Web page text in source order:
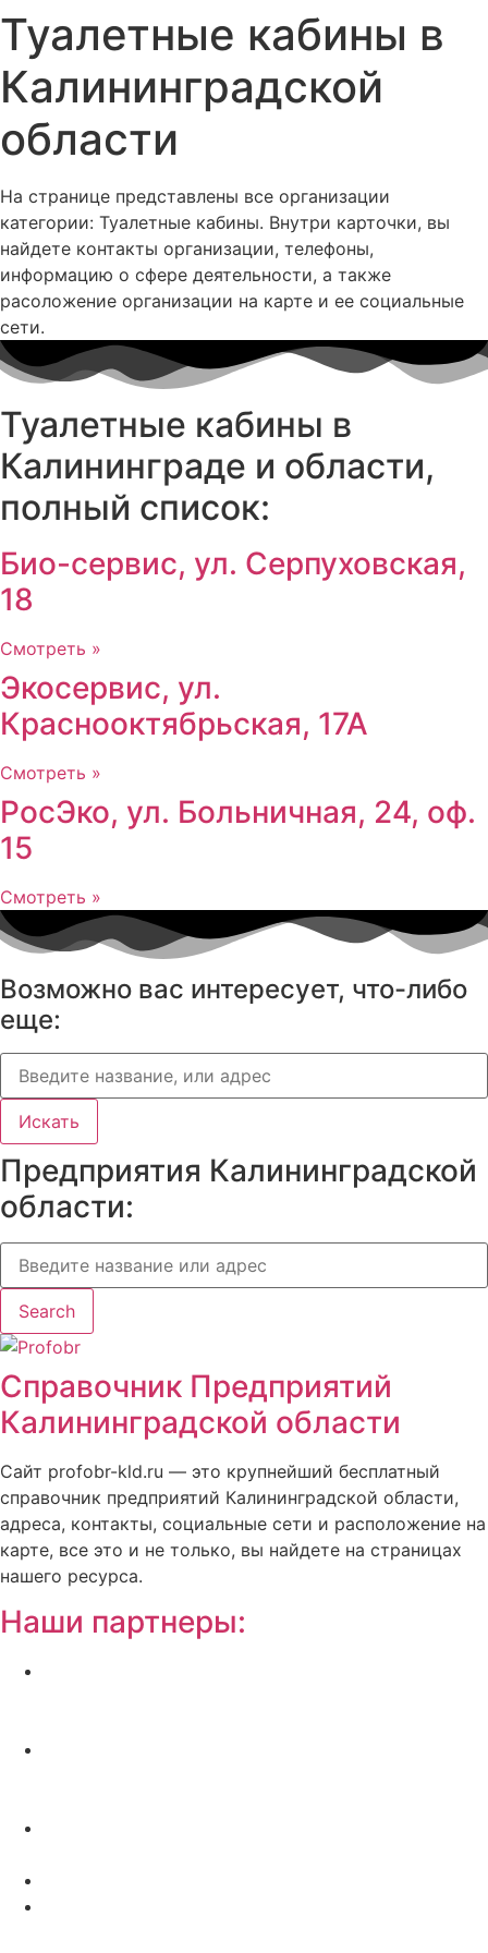
Туалетные кабины в
Калининградской
области
На странице представлены все организации
категории: Туалетные кабины. Внутри карточки, вы
найдете контакты организации, телефоны,
информацию о сфере деятельности, а также
расоложение организации на карте и ее социальные
сети.
Туалетные кабины в
Калининграде и области,
полный список:
Био-сервис, ул. Серпуховская,
18
Смотреть »
Экосервис, ул.
Краснооктябрьская, 17А
Смотреть »
РосЭко, ул. Больничная, 24, оф.
15
Смотреть »
Возможно вас интересует, что-либо
еще:
Искать
Предприятия Калининградской
области:
Search
Справочник Предприятий
Калининградской области
Сайт profobr-kld.ru — это крупнейший бесплатный
справочник предприятий Калининградской области,
адреса, контакты, социальные сети и расположение на
карте, все это и не только, вы найдете на страницах
нашего ресурса.
Наши партнеры: